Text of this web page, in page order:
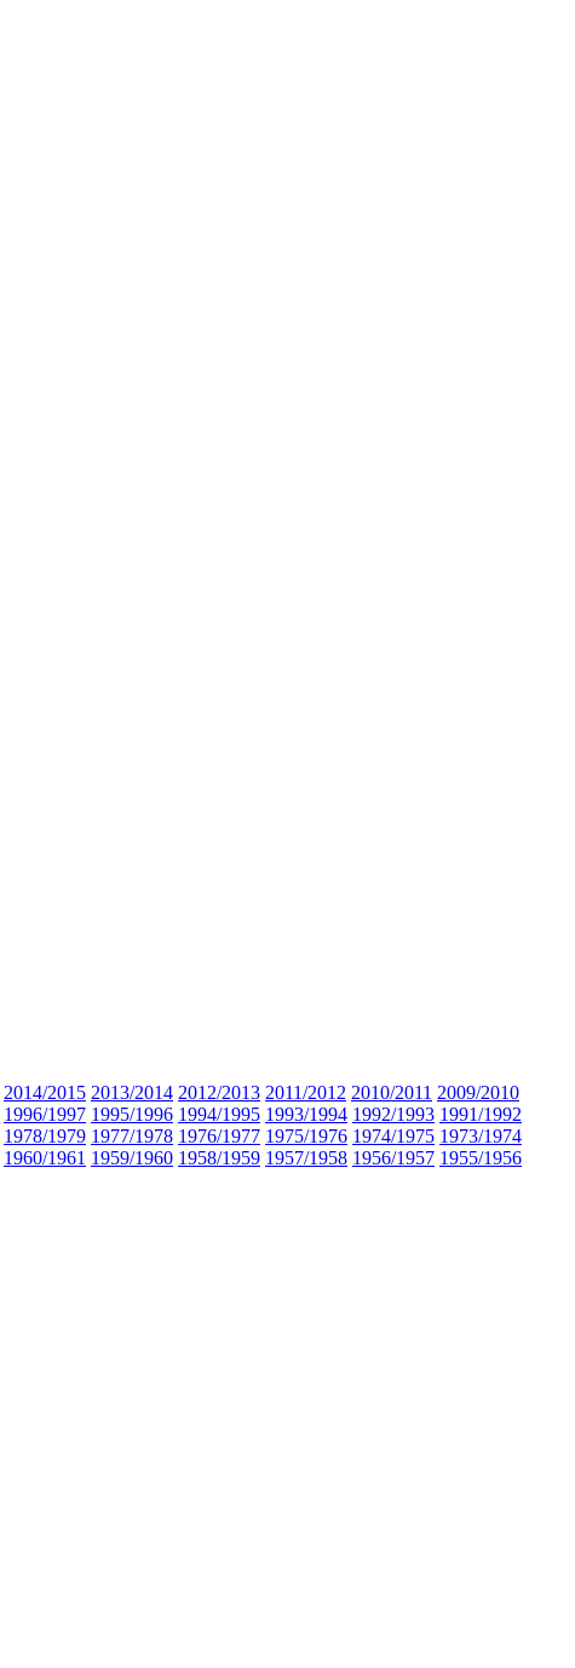
2014/2015 2013/2014 2012/2013 2011/2012 2010/2011 2009/2010
1996/1997 1995/1996 1994/1995 1993/1994 1992/1993 1991/1992
1978/1979 1977/1978 1976/1977 1975/1976 1974/1975 1973/1974
1960/1961 1959/1960 1958/1959 1957/1958 1956/1957 1955/1956